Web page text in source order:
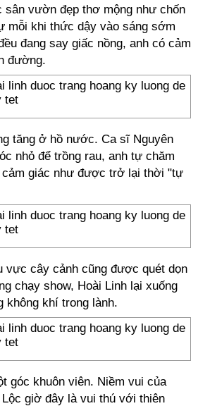
sân vườn đẹp thơ mộng như chốn
mỗi khi thức dậy vào sáng sớm
đang say giấc nồng, anh có cảm
đường.
tăng ở hồ nước. Ca sĩ Nguyên
nhỏ để trồng rau, anh tự chăm
giác như được trở lại thời "tự
vực cây cảnh cũng được quét dọn
chạy show, Hoài Linh lại xuống
không khí trong lành.
góc khuôn viên. Niềm vui của
giờ đây là vui thú với thiên